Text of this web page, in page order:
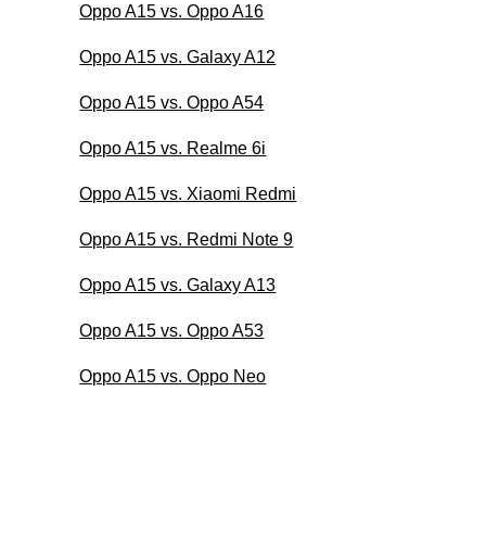
Oppo A15 vs. Oppo A16
Oppo A15 vs. Galaxy A12
Oppo A15 vs. Oppo A54
Oppo A15 vs. Realme 6i
Oppo A15 vs. Xiaomi Redmi
Oppo A15 vs. Redmi Note 9
Oppo A15 vs. Galaxy A13
Oppo A15 vs. Oppo A53
Oppo A15 vs. Oppo Neo